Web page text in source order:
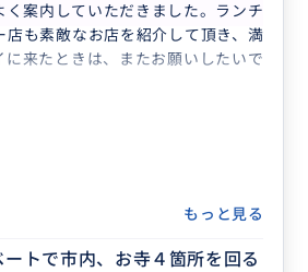
く案内していただきました。ランチ
店も素敵なお店を紹介して頂き、満
に来たときは、またお願いしたいで
もっと見る
ートで市内、お寺４箇所を回る